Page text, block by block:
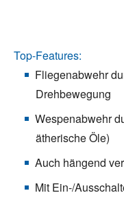
Top-Features:
Fliegenabwehr
Drehbewegung
Wespenabwehr
ätherische Öle)
Auch hängend
Mit Ein-/